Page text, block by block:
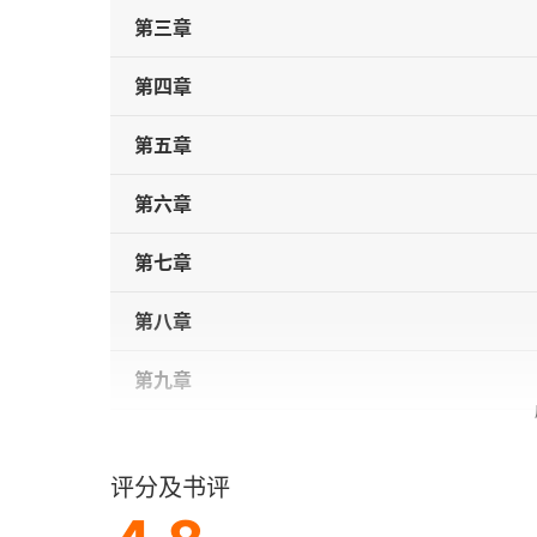
第三章
第四章
第五章
第六章
第七章
第八章
第九章
第十一章
评分及书评